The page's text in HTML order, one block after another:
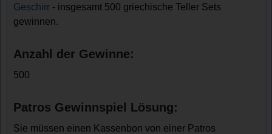
Geschirr - insgesamt 500 griechische Teller Sets
gewinnen.
Anzahl der Gewinne:
500
Patros Gewinnspiel Lösung:
Sie müssen einen Kassenbon von einer Patros